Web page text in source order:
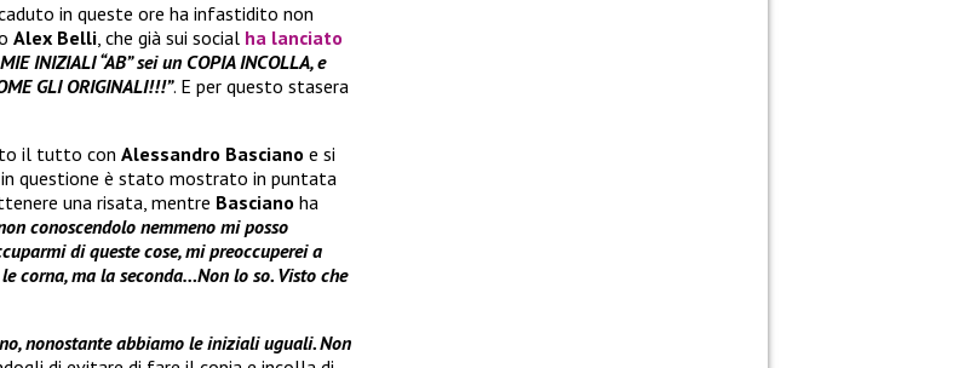
in queste ore ha infastidito non
Alex Belli, che già sui social ha lanciato
INIZIALI “AB” sei un COPIA INCOLLA, e
GLI ORIGINALI!!!”. E per questo stasera
il tutto con Alessandro Basciano e si
questione è stato mostrato in puntata
una risata, mentre Basciano ha
conoscendolo nemmeno mi posso
di queste cose, mi preoccuperei a
corna, ma la seconda…Non lo so. Visto che
nonostante abbiamo le iniziali uguali. Non